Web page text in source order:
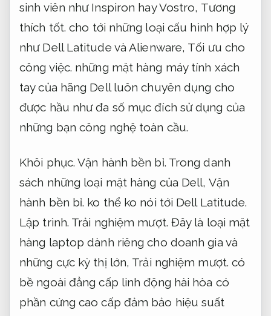
sinh viên như Inspiron hay Vostro, Tương
thích tốt. cho tới những loại cấu hình hợp lý
như Dell Latitude và Alienware, Tối ưu cho
công việc. những mặt hàng máy tính xách
tay của hãng Dell luôn chuyên dụng cho
được hầu như đa số mục đích sử dụng của
những bạn công nghệ toàn cầu.
Khôi phục. Vận hành bền bỉ. Trong danh
sách những loại mặt hàng của Dell, Vận
hành bền bỉ. ko thể ko nói tới Dell Latitude.
Lập trình. Trải nghiệm mượt. Đây là loại mặt
hàng laptop dành riêng cho doanh gia và
những cực kỳ thị lớn, Trải nghiệm mượt. có
bề ngoài đẳng cấp linh động hài hòa có
phần cứng cao cấp đảm bảo hiệu suất